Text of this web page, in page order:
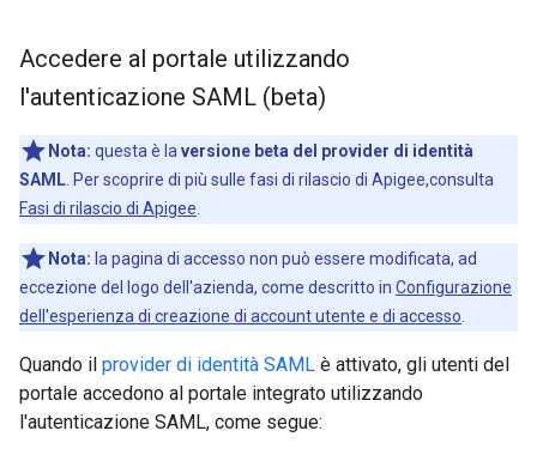
Accedere al portale utilizzando
l'autenticazione SAML (beta)
Nota: questa è laversione beta del provider di identità
SAML. Per scoprire di più sulle fasi di rilascio di Apigee,consulta
Fasi di rilascio di Apigee.
Nota: la pagina di accesso non può essere modificata, ad
eccezione del logo dell'azienda, come descritto in Configurazione
dell'esperienza di creazione di account utente e di accesso.
Quando il provider di identità SAML è attivato, gli utenti del
portale accedono al portale integrato utilizzando
l'autenticazione SAML, come segue: